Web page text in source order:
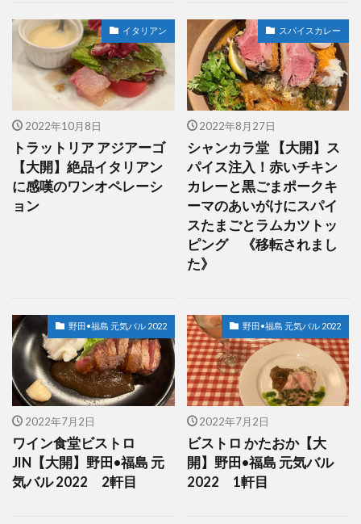
イタリアン
2022年10月8日
トラットリア アジアーゴ
【大開】絶品イタリアン
に感嘆のワンオペレーシ
ョン
スパイスカレー
2022年8月27日
シャンカラ堂 【大開】ス
パイス注入！赤いチキン
カレーと黒ごまポークキ
ーマのあいがけにスパイ
スたまごとラムカツトッ
ピング 《移転されまし
た》
野田•福島 元気バル 2022
2022年7月2日
ワイン食堂ビストロ
JIN【大開】野田•福島 元
気バル 2022 2軒目
野田•福島 元気バル 2022
2022年7月2日
ビストロ かたおか【大
開】野田•福島 元気バル
2022 1軒目